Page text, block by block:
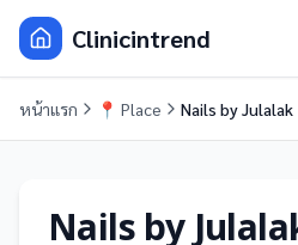
Clinicintrend
หน้าแรก 📍 Place Nails by Julalak
Nails by